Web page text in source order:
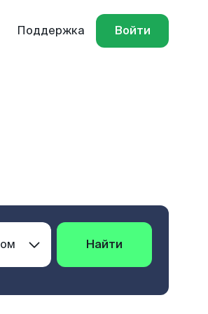
Поддержка Войти
Найти